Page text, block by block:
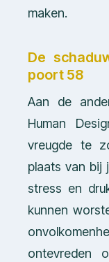
maken.
De
poort 58
Aan de
Human
vreugde te
plaats van bij
stress en
kunnen
ontevreden